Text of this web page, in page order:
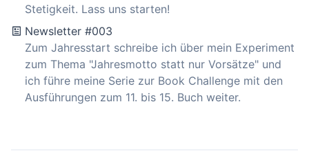
Stetigkeit. Lass uns starten!
Newsletter #003
Zum Jahresstart schreibe ich über mein Experiment
zum Thema "Jahresmotto statt nur Vorsätze" und
ich führe meine Serie zur Book Challenge mit den
Ausführungen zum 11. bis 15. Buch weiter.